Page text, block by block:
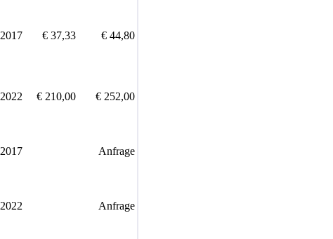
2017 € 37,33 € 44,80
2022 € 210,00 € 252,00
2017 Anfrage
2022 Anfrage